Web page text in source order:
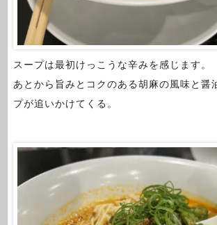
スープは最初けっこうな辛みを感じます。
あとから旨みとコクのある胡麻の風味と醤
プが追いかけてくる。